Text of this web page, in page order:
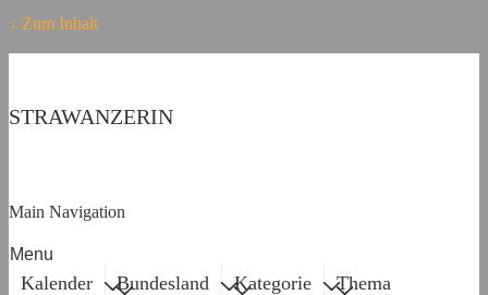
↓ Zum Inhalt
STRAWANZERIN
Main Navigation
Menu
Kalender Bundesland Kategorie
Thema